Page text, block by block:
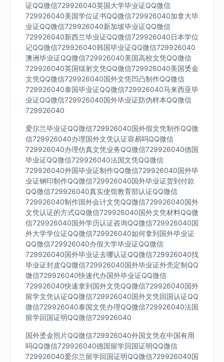
证QQ微信729926040英国大学毕业证QQ微信
729926040美国学位证书QQ微信729926040加拿大毕
业证QQ微信729926040新加坡毕业证QQ微信
729926040新西兰毕业证QQ微信729926040日本学位
记QQ微信729926040韩国毕业证QQ微信729926040
澳洲毕业证QQ微信729926040美国高校文凭QQ微信
729926040英国镭射文凭QQ微信729926040美国烫金
文凭QQ微信729926040国外文凭凹凸制作QQ微信
729926040泰国毕业证QQ微信729926040马来西亚毕
业证QQ微信729926040国外毕业证防伪样本QQ微信
729926040
爱尔兰毕业证QQ微信729926040国外假文凭制作QQ微
信729926040办理国外文凭认证容易吗QQ微信
729926040办理仿真文凭业务QQ微信729926040德国
毕业证QQ微信729926040法国文凭QQ微信
729926040外国毕业证制作QQ微信729926040国外毕
业证钢印制作QQ微信729926040国外毕业证货到付款
QQ微信729926040真实使馆教育部认证QQ微信
729926040制作国外会计文凭QQ微信729926040国外
文凭认证的方式QQ微信729926040国外文凭材料QQ微
信729926040国外学历认证咨询QQ微信729926040国
外大学学位证QQ微信729926040如何拿到国外毕业证
QQ微信729926040办假大学毕业证QQ微信
729926040国外毕业证去哪认证QQ微信729926040找
毕业证封皮QQ微信729926040国外毕业证外壳定制QQ
微信729926040快速代办国外毕业证QQ微信
729926040快速拿到国外文凭QQ微信729926040国外
留学文凭认证QQ微信729926040国外文凭回国认证QQ
微信729926040泰国文凭办理QQ微信729926040法国
留学回国证明QQ微信729926040
国外烫金照片QQ微信729926040外国文凭在中国有用
吗QQ微信729926040德国留学回国证明QQ微信
729926040爱尔兰留学回国证明QQ微信729926040国